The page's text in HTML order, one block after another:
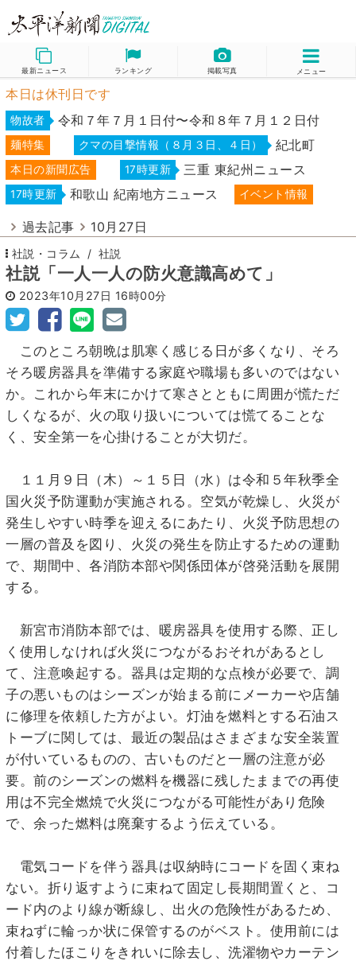
最新ニュース ランキング 掲載写真 メニュー
本日は休刊日です
物故者 令和７年７月１日付〜令和８年７月１２日付
麺特集 クマの目撃情報（８月３日、４日） 紀北町
本日の新聞広告 17時更新 三重 東紀州ニュース
17時更新 和歌山 紀南地方ニュース イベント情報
過去記事 10月27日
社説・コラム 社説
社説「一人一人の防火意識高めて」
2023年10月27日 16時00分
このところ朝晩は肌寒く感じる日が多くなり、そろ
そろ暖房器具を準備する家庭や職場も多いのではない
か。これから年末にかけて寒さとともに周囲が慌ただ
しくなるが、火の取り扱いについては慌てることな
く、安全第一を心掛けることが大切だ。
１１月９日（木）～１５日（水）は令和５年秋季全
国火災予防運動が実施される。空気が乾燥し、火災が
発生しやすい時季を迎えるにあたり、火災予防思想の
一層の普及を図り、火災の発生を防止するための運動
で、期間中、各消防本部や関係団体が啓発活動を展開
する。
新宮市消防本部では、暖房器具を使用する際、正し
く使用しなければ火災につながるおそれがあるとし
て、注意喚起する。器具は定期的な点検が必要で、調
子の悪いものはシーズンが始まる前にメーカーや店舗
に修理を依頼した方がよい。灯油を燃料とする石油ス
トーブに関しては、最近の製品はさまざまな安全装置
が付いているものの、古いものだと一層の注意が必
要。前のシーズンの燃料を機器に残したままでの再使
用は不完全燃焼で火災につながる可能性があり危険
で、余った燃料は廃棄するよう伝えている。
電気コードを伴う器具は収納時にコードを固く束ね
ない。折り返すように束ねて固定し長期間置くと、コ
ード内のより線が断線し、出火の危険性があるため、
束ねずに輪っか状に保管するのがベスト。使用前には
付着したほこりをきれいに除去し、洗濯物やカーテン